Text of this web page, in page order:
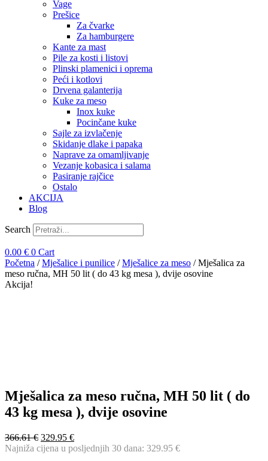
Vage
Prešice
Za čvarke
Za hamburgere
Kante za mast
Pile za kosti i listovi
Plinski plamenici i oprema
Peći i kotlovi
Drvena galanterija
Kuke za meso
Inox kuke
Pocinčane kuke
Sajle za izvlačenje
Skidanje dlake i papaka
Naprave za omamljivanje
Vezanje kobasica i salama
Pasiranje rajčice
Ostalo
AKCIJA
Blog
Search
0.00 € 0 Cart
Početna /Mješalice i punilice /Mješalice za meso / Mješalica za
meso ručna, MH 50 lit ( do 43 kg mesa ), dvije osovine
Akcija!
Mješalica za meso ručna, MH 50 lit ( do
43 kg mesa ), dvije osovine
366.61€ 329.95 €
Najniža cijena u posljednjih 30 dana: 329.95 €